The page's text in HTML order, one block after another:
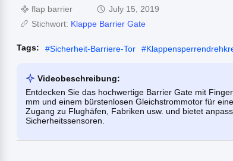
flap barrier
July 15, 2019
Stichwort: Klappe Barrier Gate
Tags: #Sicherheit-Barriere-Tor #
Videobeschreibung:
Entdecken Sie das hochwertige Barrier Gate mit
mm und einem bürstenlosen Gleichstrommotor für
Zugang zu Flughäfen, Fabriken usw. und bietet
Sicherheitssensoren.